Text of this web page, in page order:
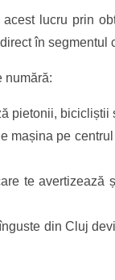
lucru prin
în segmentul
numără:
pietonii, bicicliștii
mașina pe
te avertizează
din Cluj